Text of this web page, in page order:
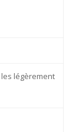
légèrement